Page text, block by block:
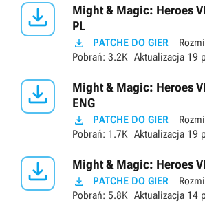

Might & Magic: Heroes
PL
 PATCHE DO GIER
Pobrań: 3.2K Aktualizacja 19

Might & Magic: Heroes
ENG
 PATCHE DO GIER
Pobrań: 1.7K Aktualizacja 19
 Might & Magic: Heroes
 PATCHE DO GIER
Pobrań: 5.8K Aktualizacja 14